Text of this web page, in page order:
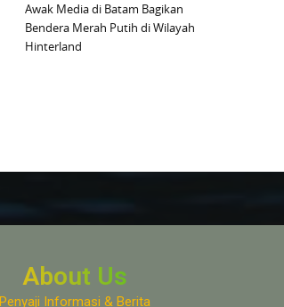
Awak Media di Batam Bagikan
Bendera Merah Putih di Wilayah
Hinterland
About Us
Penyaji Informasi & Berita